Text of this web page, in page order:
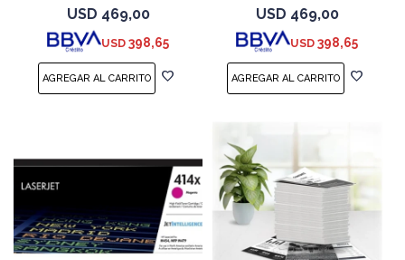
cartucho de tóner (W2021X) -
para Color LaserJet
Enterprise M455, MFP
USD 469,00
USD 398,65
cartucho de tóner (W2022X) -
para Color LaserJet
Enterprise M455,
USD 469,00
USD 398,65